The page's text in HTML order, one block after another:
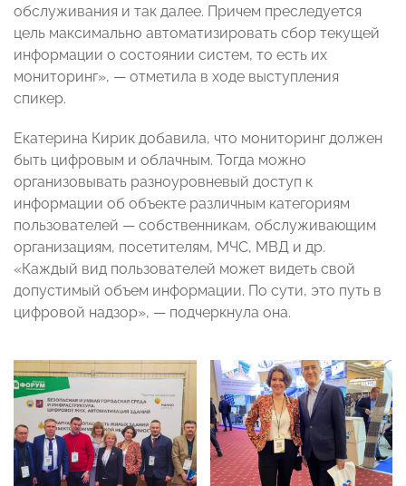
обслуживания и так далее. Причем преследуется
цель максимально автоматизировать сбор текущей
информации о состоянии систем, то есть их
мониторинг», — отметила в ходе выступления
спикер.
Екатерина Кирик добавила, что мониторинг должен
быть цифровым и облачным. Тогда можно
организовывать разноуровневый доступ к
информации об объекте различным категориям
пользователей — собственникам, обслуживающим
организациям, посетителям, МЧС, МВД и др.
«Каждый вид пользователей может видеть свой
допустимый объем информации. По сути, это путь в
цифровой надзор», — подчеркнула она.